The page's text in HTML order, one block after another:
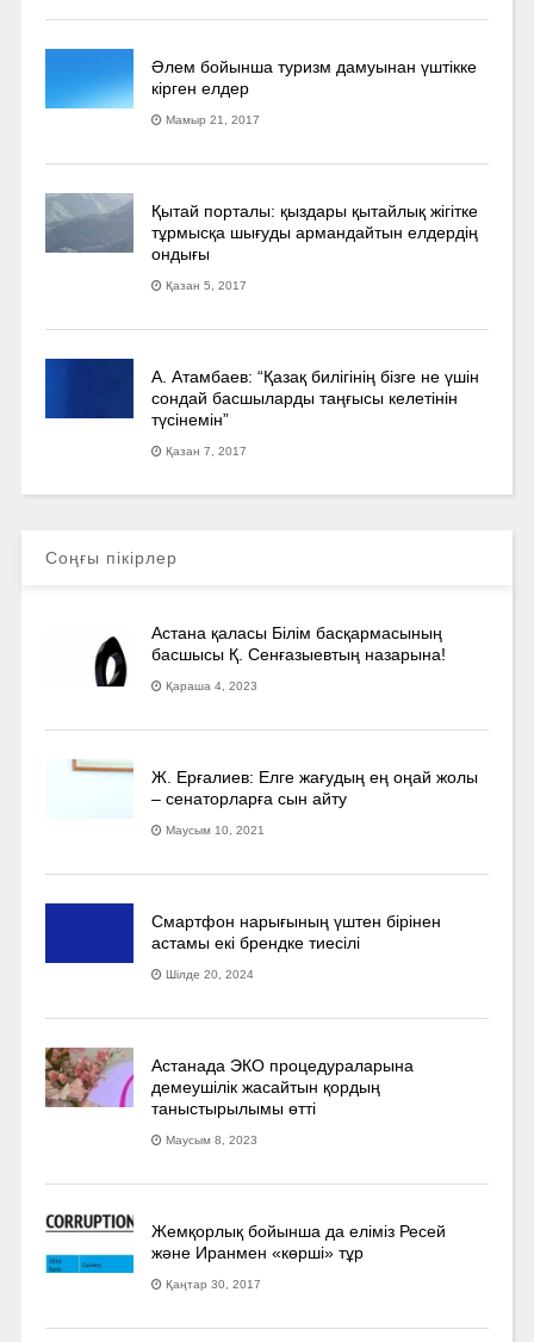
Әлем бойынша туризм дамуынан үштікке
кірген елдер
Мамыр 21, 2017
Қытай порталы: қыздары қытайлық жігітке
тұрмысқа шығуды армандайтын елдердің
ондығы
Қазан 5, 2017
А. Атамбаев: “Қазақ билігінің бізге не үшін
сондай басшыларды таңғысы келетінін
түсінемін”
Қазан 7, 2017
Соңғы пікірлер
Астана қаласы Білім басқармасының
басшысы Қ. Сенғазыевтың назарына!
Қараша 4, 2023
Ж. Ерғалиев: Елге жағудың ең оңай жолы
– сенаторларға сын айту
Маусым 10, 2021
Смартфон нарығының үштен бірінен
астамы екі брендке тиесілі
Шілде 20, 2024
Астанада ЭКО процедураларына
демеушілік жасайтын қордың
таныстырылымы өтті
Маусым 8, 2023
Жемқорлық бойынша да еліміз Ресей
және Иранмен «көрші» тұр
Қаңтар 30, 2017